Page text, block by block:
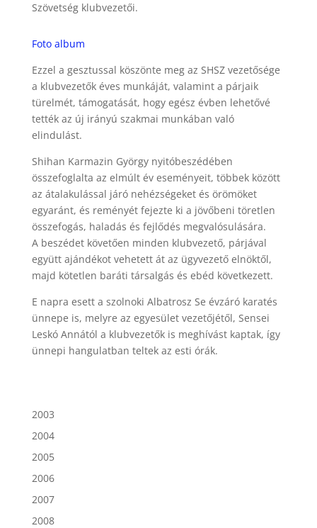
Szövetség klubvezetői.
Foto album
Ezzel a gesztussal köszönte meg az SHSZ vezetősége
a klubvezetők éves munkáját, valamint a párjaik
türelmét, támogatását, hogy egész évben lehetővé
tették az új irányú szakmai munkában való
elindulást.
Shihan Karmazin György nyitóbeszédében
összefoglalta az elmúlt év eseményeit, többek között
az átalakulással járó nehézségeket és örömöket
egyaránt, és reményét fejezte ki a jövőbeni töretlen
összefogás, haladás és fejlődés megvalósulására.
A beszédet követően minden klubvezető, párjával
együtt ajándékot vehetett át az ügyvezető elnöktől,
majd kötetlen baráti társalgás és ebéd következett.
E napra esett a szolnoki Albatrosz Se évzáró karatés
ünnepe is, melyre az egyesület vezetőjétől, Sensei
Leskó Annától a klubvezetők is meghívást kaptak, így
ünnepi hangulatban teltek az esti órák.
2003
2004
2005
2006
2007
2008